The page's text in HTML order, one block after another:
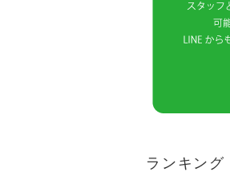
ランキング